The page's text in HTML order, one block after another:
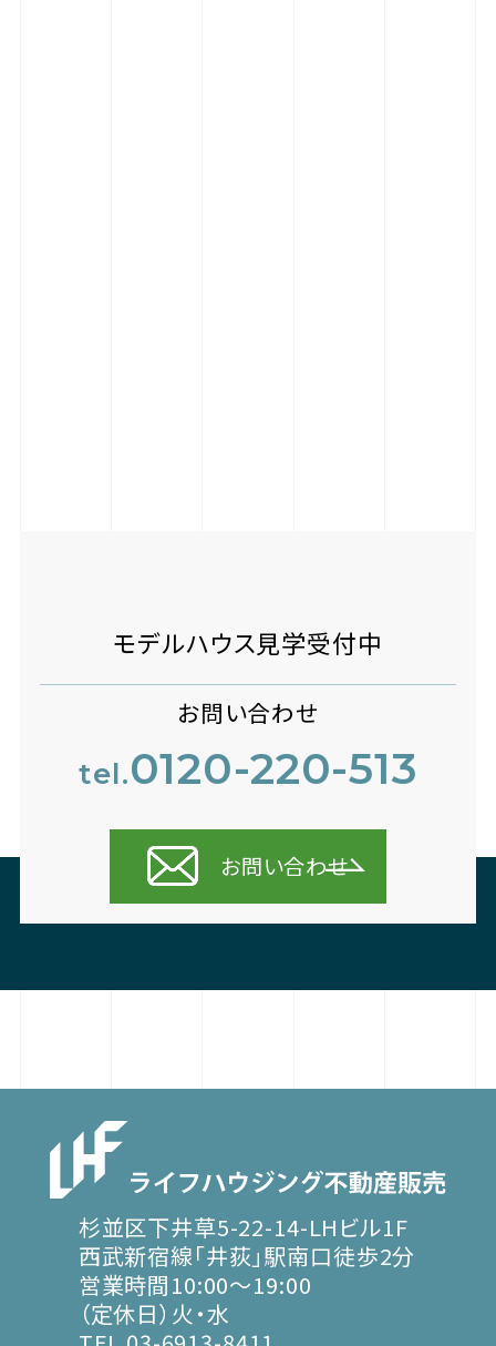
モデルハウス見学受付中
お問い合わせ
tel.0120-220-513
お問い合わせ
杉並区下井草5-22-14-LHビル1F
西武新宿線「井荻」駅南口徒歩2分
営業時間10:00～19:00
（定休日）火・水